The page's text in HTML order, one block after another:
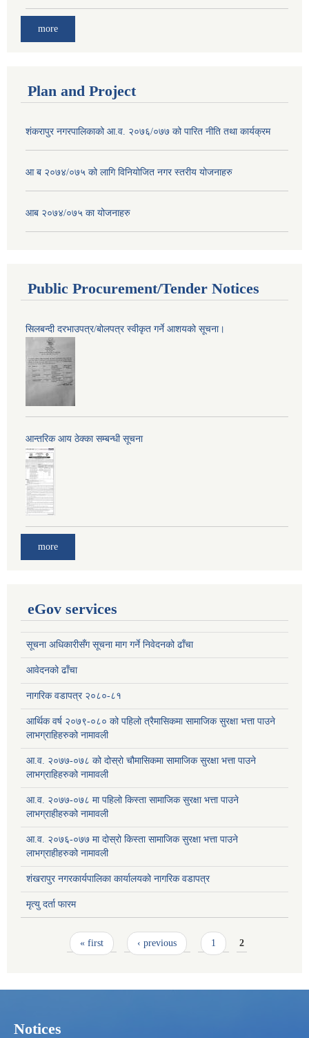
more
Plan and Project
शंकरापुर नगरपालिकाको आ.व. २०७६/०७७ को पारित नीति तथा कार्यक्रम
आ ब २०७४/०७५ को लागि विनियोजित नगर स्तरीय योजनाहरु
आब २०७४/०७५ का योजनाहरु
Public Procurement/Tender Notices
सिलबन्दी दरभाउपत्र/बोलपत्र स्वीकृत गर्ने आशयको सूचना।
आन्तरिक आय ठेक्का सम्बन्धी सूचना
more
eGov services
सूचना अधिकारीसँग सूचना माग गर्ने निवेदनको ढाँचा
आवेदनको ढाँचा
नागरिक वडापत्र २०८०-८१
आर्थिक वर्ष २०७९-०८० को पहिलो त्रैमासिकमा सामाजिक सुरक्षा भत्ता पाउने
लाभग्राहिहरुको नामावली
आ.व. २०७७-०७८ को दोस्रो चौमासिकमा सामाजिक सुरक्षा भत्ता पाउने
लाभग्राहिहरुको नामावली
आ.व. २०७७-०७८ मा पहिलो किस्ता सामाजिक सुरक्षा भत्ता पाउने
लाभग्राहीहरुको नामावली
आ.व. २०७६-०७७ मा दोस्रो किस्ता सामाजिक सुरक्षा भत्ता पाउने
लाभग्राहीहरुको नामावली
शंखरापुर नगरकार्यपालिका कार्यालयको नागरिक वडापत्र
मृत्यु दर्ता फारम
« first ‹ previous 1 2
Notices